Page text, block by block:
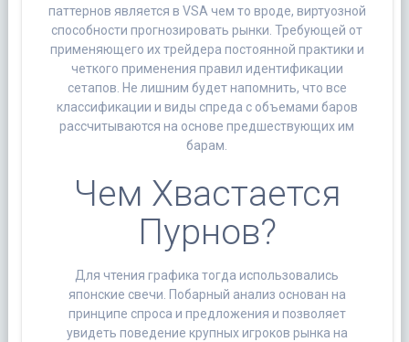
паттернов является в VSA чем то вроде, виртуозной
способности прогнозировать рынки. Требующей от
применяющего их трейдера постоянной практики и
четкого применения правил идентификации
сетапов. Не лишним будет напомнить, что все
классификации и виды спреда с объемами баров
рассчитываются на основе предшествующих им
барам.
Чем Хвастается
Пурнов?
Для чтения графика тогда использовались
японские свечи. Побарный анализ основан на
принципе спроса и предложения и позволяет
увидеть поведение крупных игроков рынка на